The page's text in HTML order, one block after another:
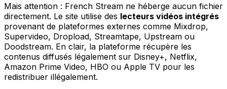
Mais attention : French Stream ne héberge aucun fichier
directement. Le site utilise des lecteurs vidéos intégrés
provenant de plateformes externes comme Mixdrop,
Supervideo, Dropload, Streamtape, Upstream ou
Doodstream. En clair, la plateforme récupère les
contenus diffusés légalement sur Disney+, Netflix,
Amazon Prime Video, HBO ou Apple TV pour les
redistribuer illégalement.